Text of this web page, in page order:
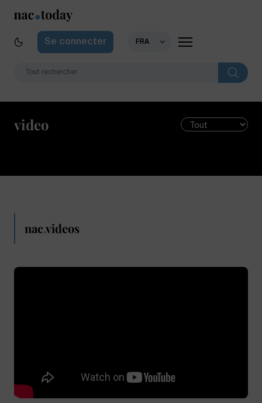
Se connecter FRA
video
nac.videos